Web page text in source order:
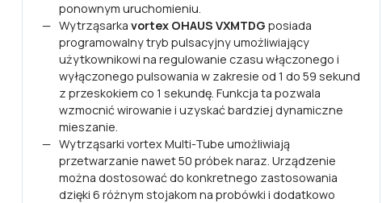
ponownym uruchomieniu.
Wytrząsarkavortex OHAUS VXMTDG posiada
programowalny tryb pulsacyjny umożliwiający
użytkownikowi na regulowanie czasu włączonego i
wyłączonego pulsowania w zakresie od 1 do 59 sekund
z przeskokiem co 1 sekundę. Funkcja ta pozwala
wzmocnić wirowanie i uzyskać bardziej dynamiczne
mieszanie.
Wytrząsarki vortex Multi-Tube umożliwiają
przetwarzanie nawet 50 próbek naraz. Urządzenie
można dostosować do konkretnego zastosowania
dzięki 6 różnym stojakom na probówki i dodatkowo